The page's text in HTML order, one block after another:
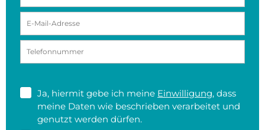
Ja, hiermit gebe ich meine Einwilligung, dass
meine Daten wie beschrieben verarbeitet und
genutzt werden dürfen.